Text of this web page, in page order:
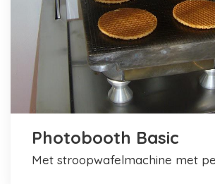
Photobooth Basic
met stroopwafelmachine met